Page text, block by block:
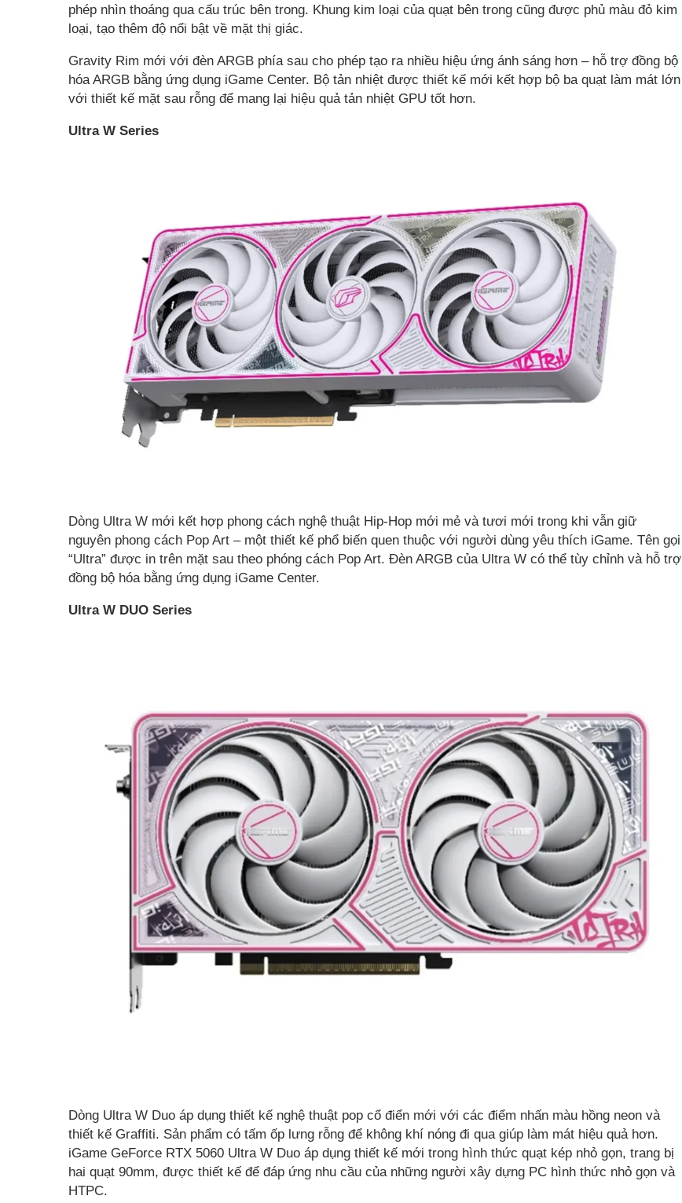
phép nhìn thoáng qua cấu trúc bên trong. Khung kim loại của quạt bên trong cũng được phủ màu đỏ kim
loại, tạo thêm độ nổi bật về mặt thị giác.
Gravity Rim mới với đèn ARGB phía sau cho phép tạo ra nhiều hiệu ứng ánh sáng hơn – hỗ trợ đồng bộ
hóa ARGB bằng ứng dụng iGame Center. Bộ tản nhiệt được thiết kế mới kết hợp bộ ba quạt làm mát lớn
với thiết kế mặt sau rỗng để mang lại hiệu quả tản nhiệt GPU tốt hơn.
Ultra W Series
Dòng Ultra W mới kết hợp phong cách nghệ thuật Hip-Hop mới mẻ và tươi mới trong khi vẫn giữ
nguyên phong cách Pop Art – một thiết kế phổ biến quen thuộc với người dùng yêu thích iGame. Tên gọi
“Ultra” được in trên mặt sau theo phóng cách Pop Art. Đèn ARGB của Ultra W có thể tùy chỉnh và hỗ trợ
đồng bộ hóa bằng ứng dụng iGame Center.
Ultra W DUO Series
Dòng Ultra W Duo áp dụng thiết kế nghệ thuật pop cổ điển mới với các điểm nhấn màu hồng neon và
thiết kế Graffiti. Sản phẩm có tấm ốp lưng rỗng để không khí nóng đi qua giúp làm mát hiệu quả hơn.
iGame GeForce RTX 5060 Ultra W Duo áp dụng thiết kế mới trong hình thức quạt kép nhỏ gọn, trang bị
hai quạt 90mm, được thiết kế để đáp ứng nhu cầu của những người xây dựng PC hình thức nhỏ gọn và
HTPC.